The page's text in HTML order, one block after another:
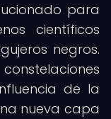
para
científicos
negros.
de la
nueva capa